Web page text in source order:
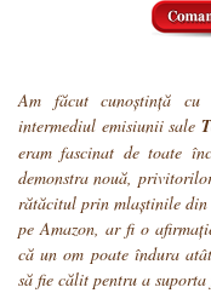
Am făcut cunoștință
intermediul emisiunii sale
eram fascinat de toate
demonstra nouă,
rătăcitul prin mlaștinile din
pe Amazon, ar fi o
că un om poate îndura
să fie călit pentru a